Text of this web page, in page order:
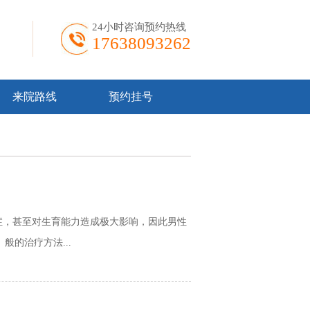
24小时咨询预约热线
17638093262
来院路线 预约挂号
甚至对生育能力造成极大影响，因此男性
的治疗方法...